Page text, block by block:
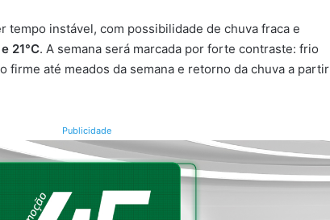
tempo instável, com possibilidade de chuva fraca e
21°C. A semana será marcada por forte contraste: frio
firme até meados da semana e retorno da chuva a partir
Publicidade